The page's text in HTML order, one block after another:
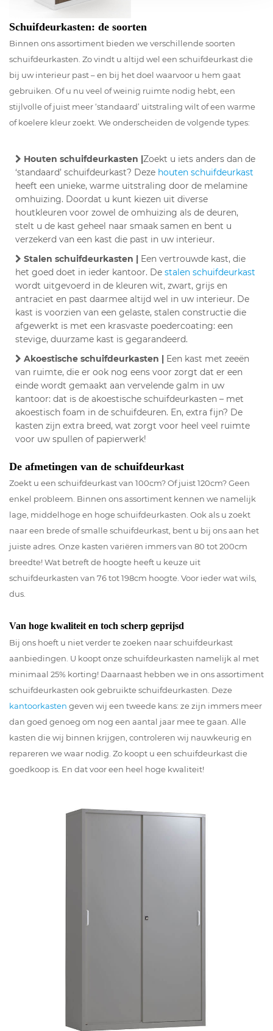
Schuifdeurkasten: de soorten
Binnen ons assortiment bieden we verschillende soorten
schuifdeurkasten. Zo vindt u altijd wel een schuifdeurkast die
bij uw interieur past – en bij het doel waarvoor u hem gaat
gebruiken. Of u nu veel of weinig ruimte nodig hebt, een
stijlvolle of juist meer ‘standaard’ uitstraling wilt of een warme
of koelere kleur zoekt. We onderscheiden de volgende types:
Houten schuifdeurkasten |Zoekt u iets anders dan de
‘standaard’ schuifdeurkast? Deze houten schuifdeurkast
heeft een unieke, warme uitstraling door de melamine
omhuizing. Doordat u kunt kiezen uit diverse
houtkleuren voor zowel de omhuizing als de deuren,
stelt u de kast geheel naar smaak samen en bent u
verzekerd van een kast die past in uw interieur.
Stalen schuifdeurkasten | Een vertrouwde kast, die
het goed doet in ieder kantoor. De stalen schuifdeurkast
wordt uitgevoerd in de kleuren wit, zwart, grijs en
antraciet en past daarmee altijd wel in uw interieur. De
kast is voorzien van een gelaste, stalen constructie die
afgewerkt is met een krasvaste poedercoating: een
stevige, duurzame kast is gegarandeerd.
Akoestische schuifdeurkasten | Een kast met zeeën
van ruimte, die er ook nog eens voor zorgt dat er een
einde wordt gemaakt aan vervelende galm in uw
kantoor: dat is de akoestische schuifdeurkasten – met
akoestisch foam in de schuifdeuren. En, extra fijn? De
kasten zijn extra breed, wat zorgt voor heel veel ruimte
voor uw spullen of papierwerk!
De afmetingen van de schuifdeurkast
Zoekt u een schuifdeurkast van 100cm? Of juist 120cm? Geen
enkel probleem. Binnen ons assortiment kennen we namelijk
lage, middelhoge en hoge schuifdeurkasten. Ook als u zoekt
naar een brede of smalle schuifdeurkast, bent u bij ons aan het
juiste adres. Onze kasten variëren immers van 80 tot 200cm
breedte! Wat betreft de hoogte heeft u keuze uit
schuifdeurkasten van 76 tot 198cm hoogte. Voor ieder wat wils,
dus.
Van hoge kwaliteit en toch scherp geprijsd
Bij ons hoeft u niet verder te zoeken naar schuifdeurkast
aanbiedingen. U koopt onze schuifdeurkasten namelijk al met
minimaal 25% korting! Daarnaast hebben we in ons assortiment
schuifdeurkasten ook gebruikte schuifdeurkasten. Deze
kantoorkasten geven wij een tweede kans: ze zijn immers meer
dan goed genoeg om nog een aantal jaar mee te gaan. Alle
kasten die wij binnen krijgen, controleren wij nauwkeurig en
repareren we waar nodig. Zo koopt u een schuifdeurkast die
goedkoop is. En dat voor een heel hoge kwaliteit!